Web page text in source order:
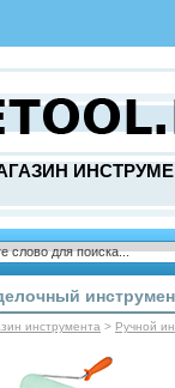
инструмента > Ручной